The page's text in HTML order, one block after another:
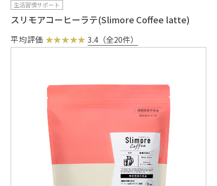
生活習慣サポート
スリモアコーヒーラテ(Slimore Coffee latte)
平均評価 3.4（全20件）